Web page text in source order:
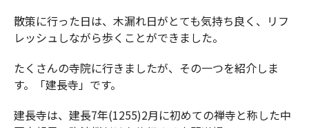
散策に行った日は、木漏れ日がとても気持ち良く、リフ
レッシュしながら歩くことができました。
たくさんの寺院に行きましたが、その一つを紹介しま
す。「建長寺」です。
建長寺は、建長7年(1255)2月に初めての禅寺と称した中